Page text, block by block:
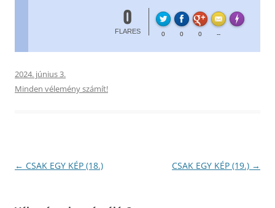
0
FLARES 0 0 0 --
Made with
2024. június 3.
Minden vélemény számít!
Bejegyzés
← CSAK EGY KÉP (18.) CSAK EGY KÉP (19.) →